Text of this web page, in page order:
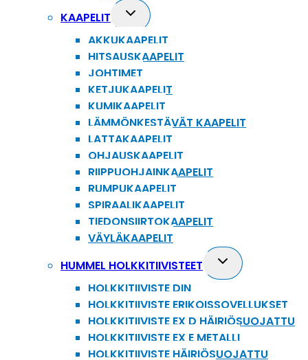
menu
KAAPELIT
Toggle
child
menu
AKKUKAAPELIT
HITSAUSKAAPELIT
JOHTIMET
KETJUKAAPELIT
KUMIKAAPELIT
LÄMMÖNKESTÄVÄT KAAPELIT
LATTAKAAPELIT
OHJAUSKAAPELIT
RIIPPUOHJAINKAAPELIT
RUMPUKAAPELIT
SPIRAALIKAAPELIT
TIEDONSIIRTOKAAPELIT
VÄYLÄKAAPELIT
HUMMEL HOLKKITIIVISTEET
Toggle
child
HOLKKITIIVISTE DIN
HOLKKITIIVISTE ERIKOISSOVELLUKSET
HOLKKITIIVISTE EX D HÄIRIÖSUOJATTU
HOLKKITIIVISTE EX E METALLI
HOLKKITIIVISTE HÄIRIÖSUOJATTU